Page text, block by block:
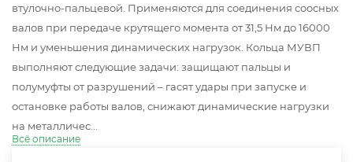
втулочно-пальцевой. Применяются для соединения соосных
валов при передаче крутящего момента от 31,5 Нм до 16000
Нм и уменьшения динамических нагрузок. Кольца МУВП
выполняют следующие задачи: защищают пальцы и
полумуфты от разрушений – гасят удары при запуске и
остановке работы валов, снижают динамические нагрузки
на металличес...
Всё описание